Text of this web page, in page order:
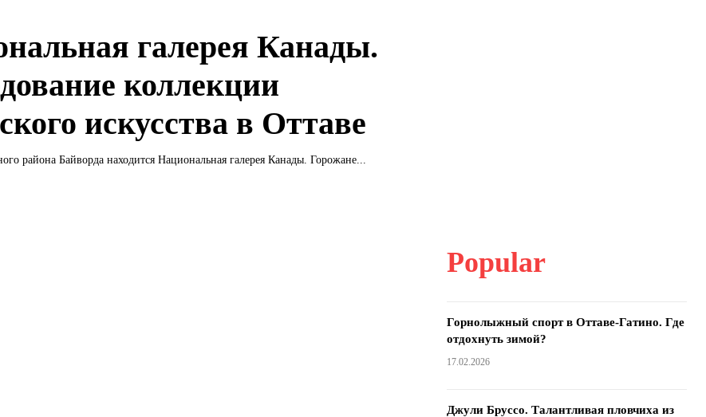
галерея Канады.
коллекции
искусства в Оттаве
района Байворда находится Национальная галерея Канады. Горожане...
Popular
Горнолыжный спорт в Оттаве-Гатино. Где
отдохнуть зимой?
17.02.2026
Джули Бруссо. Талантливая пловчиха из